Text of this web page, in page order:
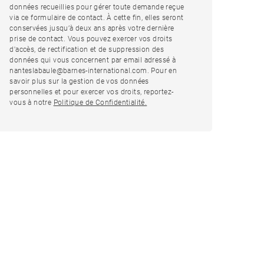
données recueillies pour gérer toute demande reçue
via ce formulaire de contact. À cette fin, elles seront
conservées jusqu’à deux ans après votre dernière
prise de contact. Vous pouvez exercer vos droits
d'accès, de rectification et de suppression des
données qui vous concernent par email adressé à
nanteslabaule@barnes-international.com. Pour en
savoir plus sur la gestion de vos données
personnelles et pour exercer vos droits, reportez-
vous à notre Politique de Confidentialité.